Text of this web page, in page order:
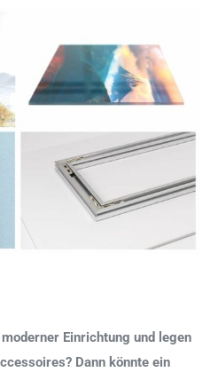
Einrichtung und legen
Dann könnte ein